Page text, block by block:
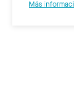
Más